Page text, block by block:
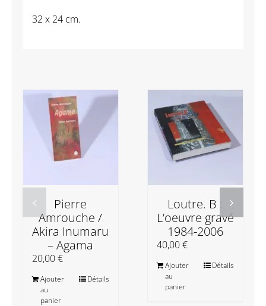
32 x 24 cm.
Pierre
Amrouche /
Akira Inumaru
– Agama
20,00€
Ajouter
au
panier
Détails
Loutre. B :
L’oeuvre gravé
1984-2006
40,00€
Ajouter
au
panier
Détails